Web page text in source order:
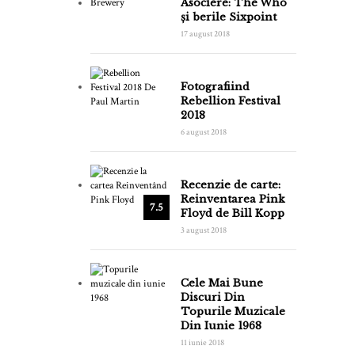
și berile Sixpoint
17 august 2018
Fotografiind
Rebellion Festival
2018
6 august 2018
7.5
Recenzie de carte:
Reinventarea Pink
Floyd de Bill Kopp
3 august 2018
Cele Mai Bune
Discuri Din
Topurile Muzicale
Din Iunie 1968
11 iunie 2018